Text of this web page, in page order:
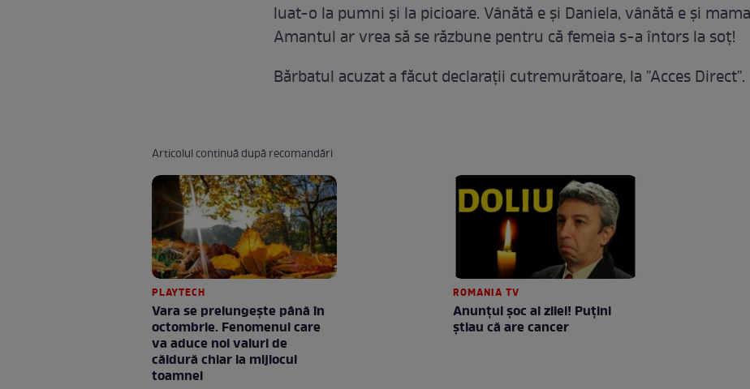
luat-o la pumni şi la picioare. Vânătă e şi Daniela, vânătă e şi
Amantul ar vrea să se răzbune pentru că femeia s-a întors la soţ!
Bărbatul acuzat a făcut declaraţii cutremurătoare, la "Acces Direct".
Articolul continuă după recomandări
PLAYTECH
Vara se prelungeşte până în
octombrie. Fenomenul care
va aduce noi valuri de
căldură chiar la mijlocul
toamnei
ROMANIA TV
Anunţul şoc al zilei! Puţini
ştiau că are cancer